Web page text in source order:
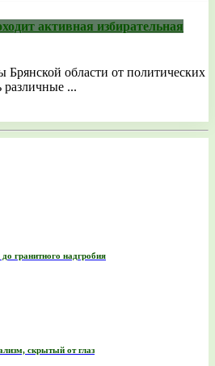
активная избирательная
Брянской области от политических
различные ...
гранитного надгробия
скрытый от глаз